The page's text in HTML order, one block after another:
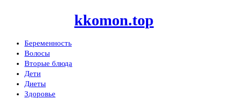
kkomon.top
Беременность
Волосы
Вторые блюда
Дети
Диеты
Здоровье